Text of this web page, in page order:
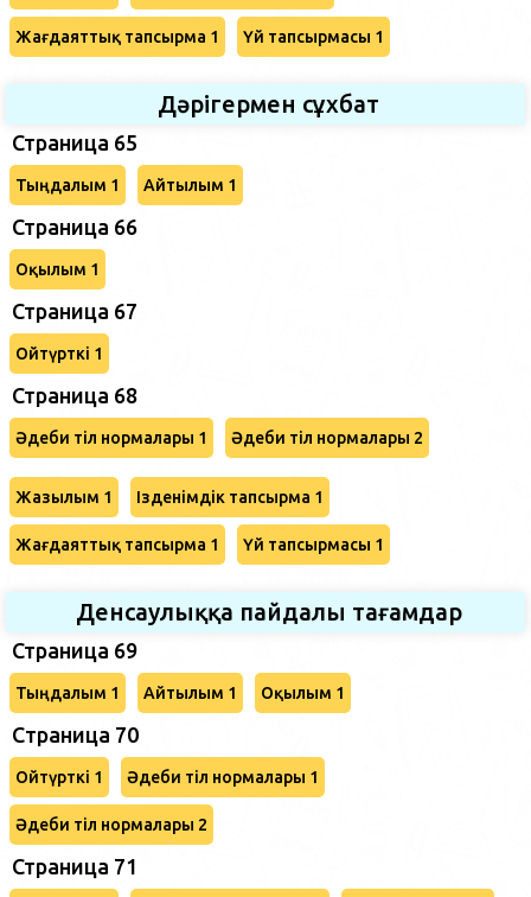
Жағдаяттық тапсырма 1 Үй тапсырмасы 1
Дәрігермен сұхбат
Страница 65
Тыңдалым 1 Айтылым 1
Страница 66
Оқылым 1
Страница 67
Ойтүрткі 1
Страница 68
Әдеби тіл нормалары 1 Әдеби тіл нормалары 2
Жазылым 1 Ізденімдік тапсырма 1
Жағдаяттық тапсырма 1 Үй тапсырмасы 1
Денсаулыққа пайдалы тағамдар
Страница 69
Тыңдалым 1 Айтылым 1 Оқылым 1
Cтраница 70
Ойтүрткі 1 Әдеби тіл нормалары 1
Әдеби тіл нормалары 2
Страница 71